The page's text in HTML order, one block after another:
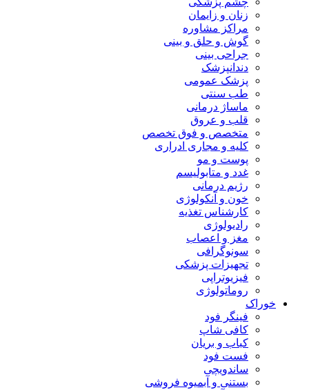
زنان و زایمان
مراکز مشاوره
گوش و حلق و بینی
جراحی بینی
دندانپزشک
پزشک عمومی
طب سنتی
ماساژ درمانی
قلب و عروق
متخصص و فوق تخصص
کلیه و مجاری ادراری
پوست و مو
غدد و متابولیسم
رژیم درمانی
خون و آنکولوژی
کارشناس تغذیه
رادیولوژی
مغز و اعصاب
سونوگرافی
تجهیزات پزشکی
فیزیوتراپی
روماتولوژی
خوراک
فینگر فود
کافی شاپ
کباب و بریان
فست فود
ساندویچی
بستنی و آبمیوه فروشی